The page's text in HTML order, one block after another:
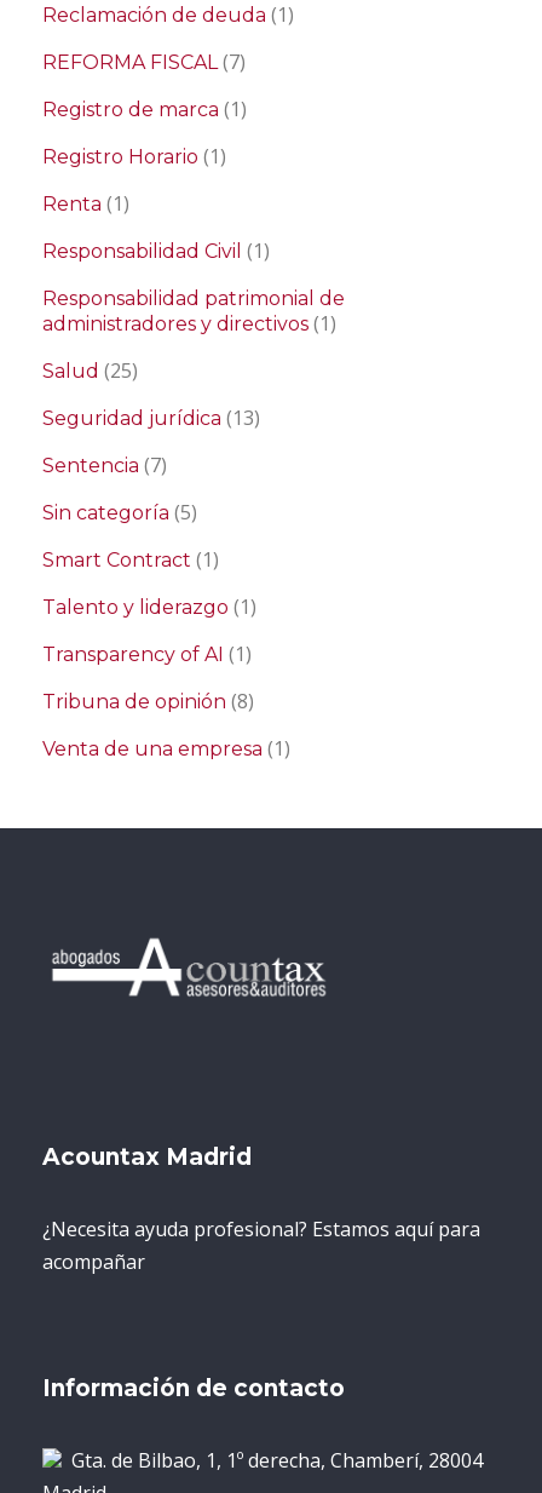
Reclamación de deuda (1)
REFORMA FISCAL(7)
Registro de marca (1)
Registro Horario (1)
Renta (1)
Responsabilidad Civil (1)
Responsabilidad patrimonial de
administradores y directivos (1)
Salud (25)
Seguridad jurídica (13)
Sentencia (7)
Sin categoría (5)
Smart Contract (1)
Talento y liderazgo (1)
Transparency of AI (1)
Tribuna de opinión (8)
Venta de una empresa (1)
Acountax Madrid
¿Necesita ayuda profesional? Estamos aquí para
acompañar
Información de contacto
Gta. de Bilbao, 1, 1º derecha, Chamberí, 28004